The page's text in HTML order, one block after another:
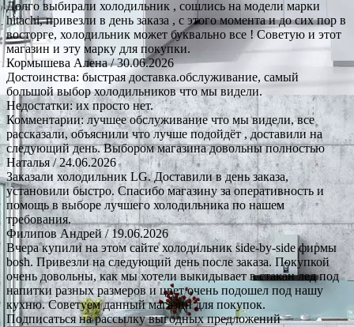
Долго выбирали холодильник , сошлись на модели марки
hitachi, привезли в день заказа , с этого момента и до сих пор в
восторге, холодильник может буквально все ! Советую и этот
магазин и эту марку для покупки.
Кормышева Алена/ 30.06.2026
Достоинства: быстрая доставка.обслуживание, самый
большой выбор холодильников что мы видели.
Недостатки: их просто нет.
Комментарии: лучшее обслуживание что мы видели, все
рассказали, объяснили что лучше подойдёт , доставили на
следующий день. Выбором магазина довольны полностью
Наталья/ 24.06.2026
Заказали холодильник LG. Доставили в день заказа,
установили быстро. Спасибо магазину за оперативность и
помощь в выборе лучшего холодильника по нашем
требования.
Филипов Андрей/ 19.06.2026
Вчера купили на этом сайте холодильник side-by-side фирмы
bosh. Привезли на следующий день после заказа. Покупкой
очень довольны, как мы хотели выкидывает в стакан лед под
напитки разных размеров и цвет очень подошел под нашу
кухню. Советуем данный магазин для покупок.
Подписаться на рассылку выгодных предложений